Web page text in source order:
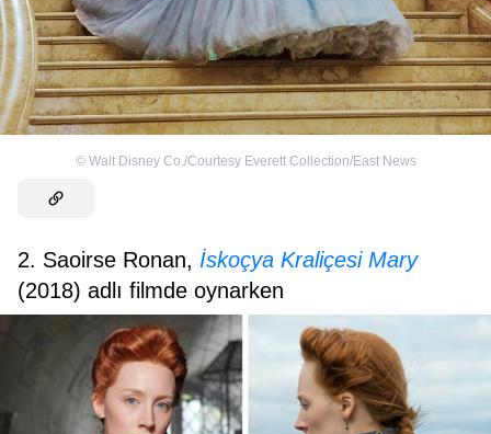
© Walt Disney Co./Courtesy Everett Collection/East News
2. Saoirse Ronan, İskoçya Kraliçesi Mary
(2018) adlı filmde oynarken